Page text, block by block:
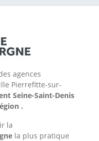
agences
Pierrefitte-sur-
Seine-Saint-Denis
.
la
la plus pratique